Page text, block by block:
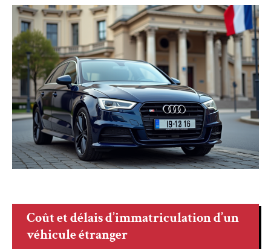
Coût et délais d’immatriculation d’un
véhicule étranger